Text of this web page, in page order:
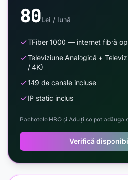
80Lei / lună
TFiber 1000 — internet fibră
Televiziune Analogică +
/ 4K)
149 de canale incluse
IP static inclus
Pachetele HBO și Adulți se pot adăuga
Verifică